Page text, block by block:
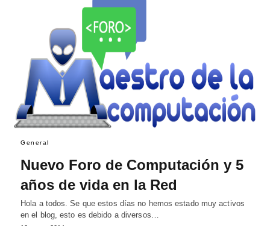
General
Nuevo Foro de Computación y 5
años de vida en la Red
Hola a todos. Se que estos días no hemos estado muy activos
en el blog, esto es debido a diversos…